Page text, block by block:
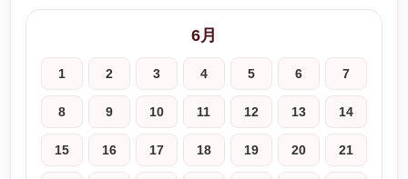
6月
1 2 3 4 5 6 7
8 9 10 11 12 13 14
15 16 17 18 19 20 21